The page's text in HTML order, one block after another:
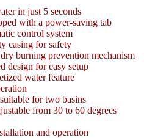
in just 5 seconds
with a power-saving tab
control system
casing for safety
burning prevention mechanism
design for easy setup
water feature
for two basins
from 30 to 60 degrees
and operation